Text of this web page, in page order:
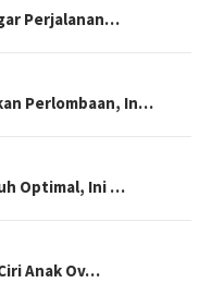
Perjalanan…
Perlombaan, In…
Optimal, Ini …
Anak Ov…